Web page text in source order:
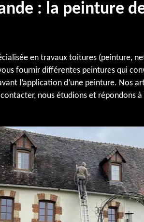
: la peinture
en travaux toitures (peinture,
fournir différentes peintures qui
l’application d’une peinture. Nos
nous étudions et répondons